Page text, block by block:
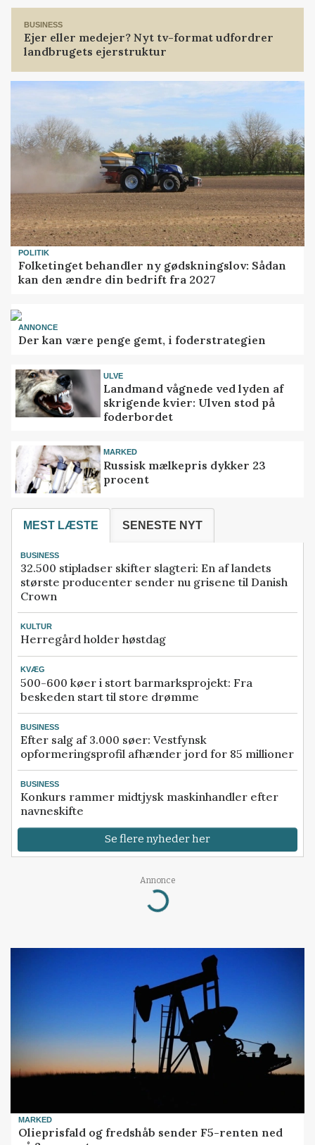
BUSINESS
Ejer eller medejer? Nyt tv-format udfordrer
landbrugets ejerstruktur
POLITIK
Folketinget behandler ny gødskningslov: Sådan
kan den ændre din bedrift fra 2027
ANNONCE
Der kan være penge gemt, i foderstrategien
ULVE
Landmand vågnede ved lyden af
skrigende kvier: Ulven stod på
foderbordet
MARKED
Russisk mælkepris dykker 23
procent
MEST LÆSTE SENESTE NYT
BUSINESS
32.500 stipladser skifter slagteri: En af landets
største producenter sender nu grisene til Danish
Crown
KULTUR
Herregård holder høstdag
KVÆG
500-600 køer i stort barmarksprojekt: Fra
beskeden start til store drømme
BUSINESS
Efter salg af 3.000 søer: Vestfynsk
opformeringsprofil afhænder jord for 85 millioner
BUSINESS
Konkurs rammer midtjysk maskinhandler efter
navneskifte
Se flere nyheder her
Annonce
Loading...
MARKED
Olieprisfald og fredshåb sender F5-renten ned